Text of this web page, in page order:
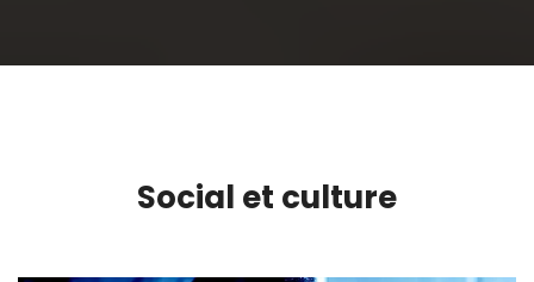
Social et culture